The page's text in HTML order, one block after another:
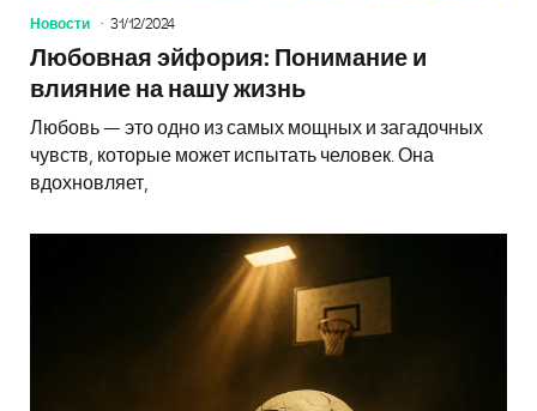
Новости 31/12/2024
Любовная эйфория: Понимание и
влияние на нашу жизнь
Любовь — это одно из самых мощных и загадочных
чувств, которые может испытать человек. Она
вдохновляет,